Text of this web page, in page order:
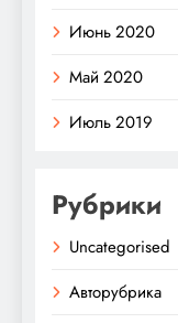
Июнь 2020
Май 2020
Июль 2019
Рубрики
Uncategorised
Авторубрика